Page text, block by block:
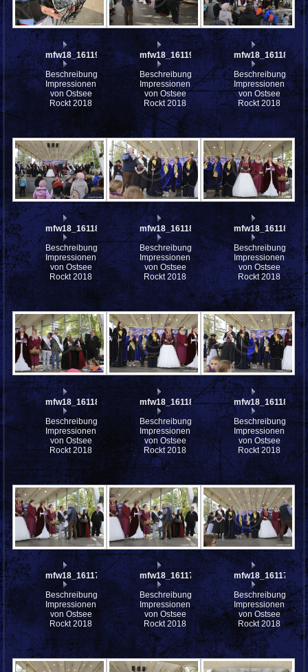
mfw18_161193
Beschreibung:
Impressionen
von Ostsee
Rockt 2018
mfw18_161191
Beschreibung:
Impressionen
von Ostsee
Rockt 2018
mfw18_161189
Beschreibung:
Impressionen
von Ostsee
Rockt 2018
mfw18_161187
Beschreibung:
Impressionen
von Ostsee
Rockt 2018
mfw18_161184
Beschreibung:
Impressionen
von Ostsee
Rockt 2018
mfw18_161183
Beschreibung:
Impressionen
von Ostsee
Rockt 2018
mfw18_161182
Beschreibung:
Impressionen
von Ostsee
Rockt 2018
mfw18_161181
Beschreibung:
Impressionen
von Ostsee
Rockt 2018
mfw18_161180
Beschreibung:
Impressionen
von Ostsee
Rockt 2018
mfw18_161179
Beschreibung:
Impressionen
von Ostsee
Rockt 2018
mfw18_161178
Beschreibung:
Impressionen
von Ostsee
Rockt 2018
mfw18_161177
Beschreibung:
Impressionen
von Ostsee
Rockt 2018